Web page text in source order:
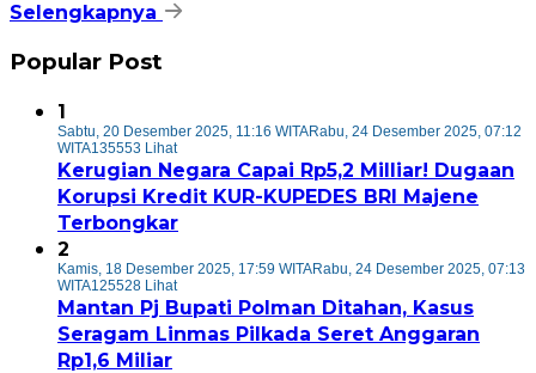
Selengkapnya
Popular Post
1
Sabtu, 20 Desember 2025, 11:16 WITARabu, 24 Desember 2025, 07:12
WITA135553 Lihat
Kerugian Negara Capai Rp5,2 Milliar! Dugaan
Korupsi Kredit KUR-KUPEDES BRI Majene
Terbongkar
2
Kamis, 18 Desember 2025, 17:59 WITARabu, 24 Desember 2025, 07:13
WITA125528 Lihat
Mantan Pj Bupati Polman Ditahan, Kasus
Seragam Linmas Pilkada Seret Anggaran
Rp1,6 Miliar